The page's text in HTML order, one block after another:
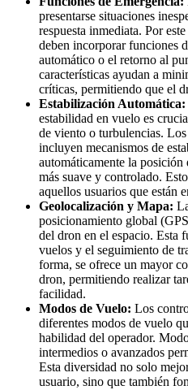
presentarse situaciones
respuesta inmediata. Por
deben incorporar funciones
automático o el retorno al
características ayudan a
críticas, permitiendo que el
Estabilización Automática:
estabilidad en vuelo es
de viento o turbulencias.
incluyen mecanismos de
automáticamente la
más suave y controlado.
aquellos usuarios que están
Geolocalización y Mapa:
posicionamiento global
del dron en el espacio. Esta
vuelos y el seguimiento de
forma, se ofrece un mayor
dron, permitiendo realizar
facilidad.
Modos de Vuelo: Los
diferentes modos de vuelo
habilidad del operador.
intermedios o avanzados
Esta diversidad no solo
usuario, sino que también